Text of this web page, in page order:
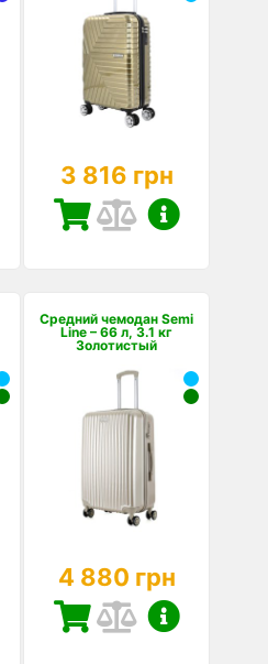
3 816 грн
Средний чемодан Semi
Line – 66 л, 3.1 кг
Золотистый
4 880 грн